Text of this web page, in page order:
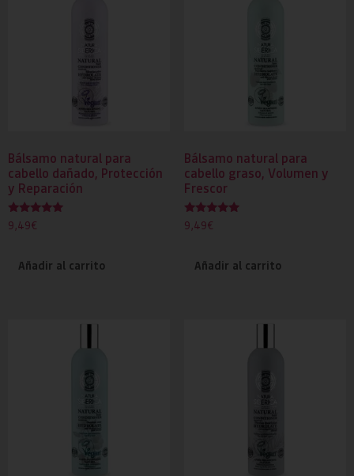
Bálsamo natural para
cabello dañado, Protección
y Reparación
Valorado
con
9,49€
Añadir al carrito
Bálsamo natural para
cabello graso, Volumen y
Frescor
Valorado
con
9,49€
Añadir al carrito